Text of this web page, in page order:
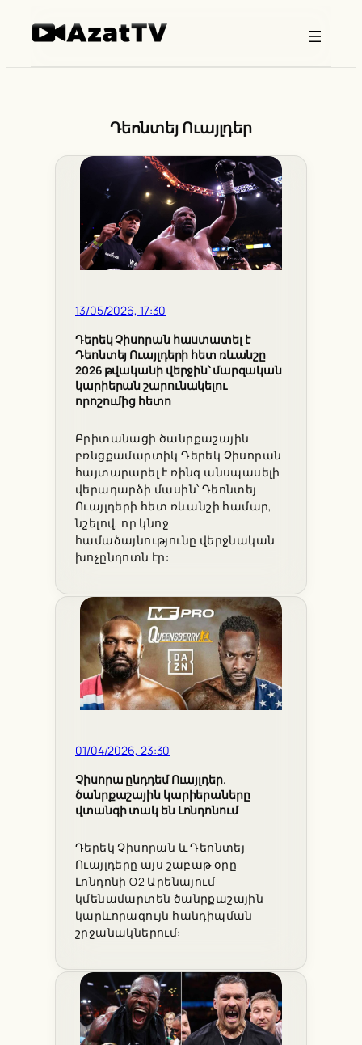
Դեոնտեյ Ուայլդեր
13/05/2026, 17:30
Դերեկ Չիսորան հաստատել է
Դեոնտեյ Ուայլդերի հետ ռևանշը
2026 թվականի վերջին՝ մարզական
կարիերան շարունակելու
որոշումից հետո
Բրիտանացի ծանրքաշային
բռնցքամարտիկ Դերեկ Չիսորան
հայտարարել է ռինգ անսպասելի
վերադարձի մասին՝ Դեոնտեյ
Ուայլդերի հետ ռևանշի համար,
նշելով, որ կնոջ
համաձայնությունը վերջնական
խոչընդոտն էր:
01/04/2026, 23:30
Չիսորա ընդդեմ Ուայլդեր.
ծանրքաշային կարիերաները
վտանգի տակ են Լոնդոնում
Դերեկ Չիսորան և Դեոնտեյ
Ուայլդերը այս շաբաթ օրը
Լոնդոնի O2 Արենայում
կմենամարտեն ծանրքաշային
կարևորագույն հանդիպման
շրջանակներում: